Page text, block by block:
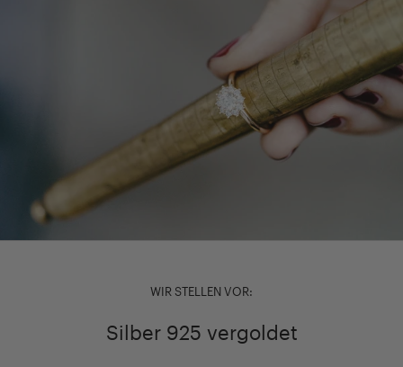
WIR STELLEN VOR:
Silber 925 vergoldet